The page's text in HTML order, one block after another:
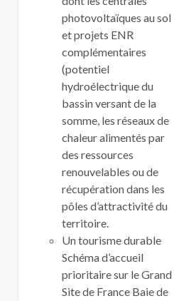
photovoltaïques au sol
et projets ENR
complémentaires
(potentiel
hydroélectrique du
bassin versant de la
somme, les réseaux de
chaleur alimentés par
des ressources
renouvelables ou de
récupération dans les
pôles d’attractivité du
territoire.
Un tourisme durable
Schéma d’accueil
prioritaire sur le Grand
Site de France Baie de